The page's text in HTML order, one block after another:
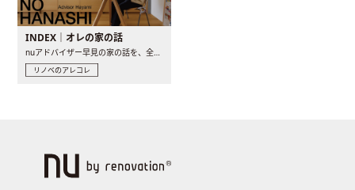
INDEX｜オレの家の話
リノベのアレコレ